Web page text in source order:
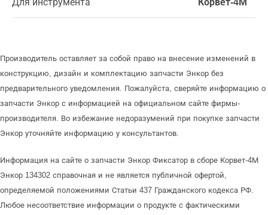
Для инструмента Корвет-4М
Производитель оставляет за собой право на внесение изменений в
конструкцию, дизайн и комплектацию запчасти Энкор без
предварительного уведомления. Пожалуйста, сверяйте информацию о
запчасти Энкор с информацией на официальном сайте фирмы-
производителя. Во избежание недоразумений при покупке запчасти
Энкор уточняйте информацию у консультантов.
Информация на сайте о запчасти Энкор Фиксатор в сборе Корвет-4М
Энкор 134302 справочная и не является публичной офертой,
определяемой положениями Статьи 437 Гражданского кодекса РФ.
Любое несоответствие информации о продукте с фактическими